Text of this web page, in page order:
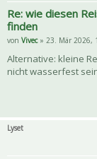
Re: wie diesen
finden
von Vivec» 23. Mär 2026,
Alternative: kleine
nicht wasserfest
Lyset